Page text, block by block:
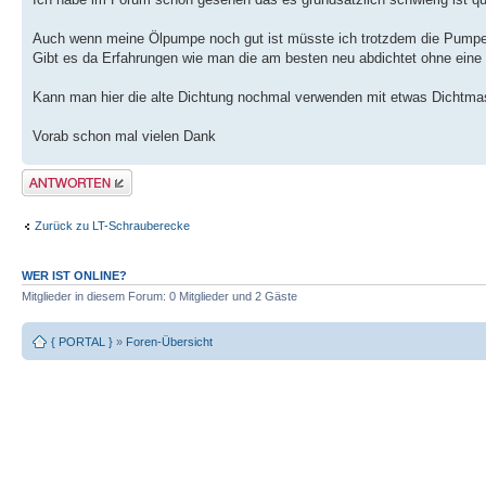
Auch wenn meine Ölpumpe noch gut ist müsste ich trotzdem die
Gibt es da Erfahrungen wie man die am besten neu abdichtet ohne eine
Kann man hier die alte Dichtung nochmal verwenden mit etwas
Vorab schon mal vielen Dank
Antwort erstellen
Zurück zu LT-Schrauberecke
WER IST ONLINE?
Mitglieder in diesem Forum: 0 Mitglieder und 2 Gäste
{ PORTAL } » Foren-Übersicht